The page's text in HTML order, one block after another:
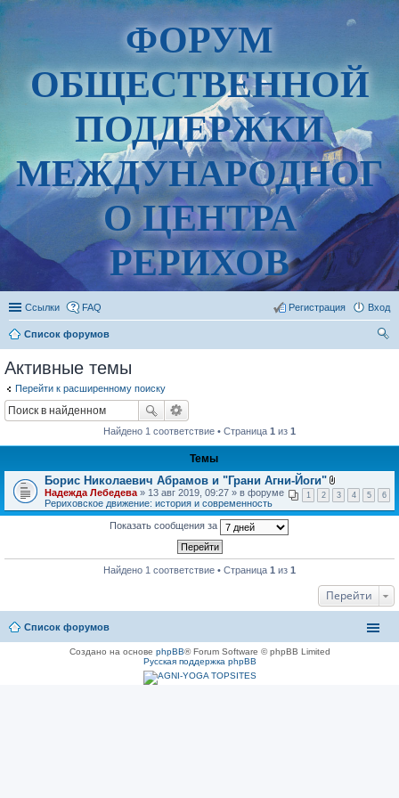
ФОРУМ
ОБЩЕСТВЕННОЙ
ПОДДЕРЖКИ
МЕЖДУНАРОДНОГ
О ЦЕНТРА
РЕРИХОВ
Ссылки FAQ Вход
Регистрация
Список форумов
Активные темы
Перейти к расширенному поиску
Найдено 1 соответствие • Страница 1 из 1
Темы
Борис Николаевич Абрамов и "Грани Агни-Йоги"
В
л
о
1 2 3 4 5 6
Надежда Лебедева » 13 авг 2019, 09:27 » в форуме
Рериховское движение: история и современность
Показать сообщения за
Найдено 1 соответствие • Страница 1 из 1
Перейти
Список форумов
Создано на основе phpBB® Forum Software © phpBB Limited
Русская поддержка phpBB